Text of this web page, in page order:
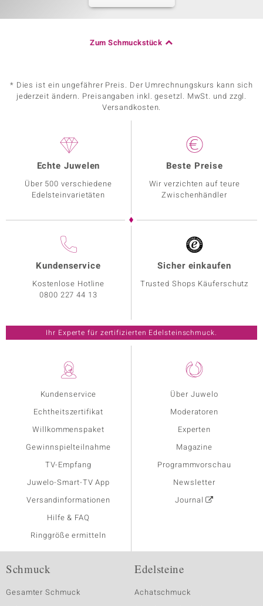
Zum Schmuckstück
* Dies ist ein ungefährer Preis. Der Umrechnungskurs kann sich
jederzeit ändern. Preisangaben inkl. gesetzl. MwSt. und zzgl.
Versandkosten.
Kundenservice
Echtheitszertifikat
Willkommenspaket
Gewinnspielteilnahme
TV-Empfang
Juwelo-Smart-TV App
Versandinformationen
Hilfe & FAQ
Ringgröße ermitteln
Über Juwelo
Moderatoren
Experten
Magazine
Programmvorschau
Newsletter
Journal
Echte Juwelen
Über 500 verschiedene
Edelsteinvarietäten
Beste Preise
Wir verzichten auf teure
Zwischenhändler
Kundenservice
Kostenlose Hotline
0800 227 44 13
Sicher einkaufen
Trusted Shops Käuferschutz
Ihr Experte für zertifizierten Edelsteinschmuck.
Schmuck
Gesamter Schmuck
Edelsteine
Achatschmuck